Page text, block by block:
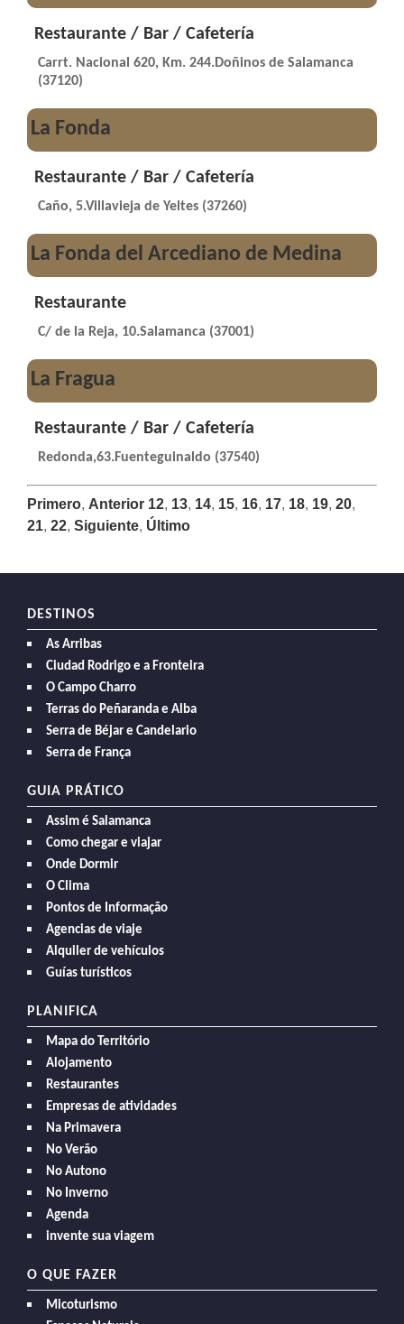
Restaurante / Bar / Cafetería
Carrt. Nacional 620, Km. 244.Doñinos de Salamanca
(37120)
La Fonda
Restaurante / Bar / Cafetería
Caño, 5.Villavieja de Yeltes (37260)
La Fonda del Arcediano de Medina
Restaurante
C/ de la Reja, 10.Salamanca (37001)
La Fragua
Restaurante / Bar / Cafetería
Redonda,63.Fuenteguinaldo (37540)
Primero, Anterior 12, 13, 14, 15, 16, 17, 18, 19, 20,
21, 22, Siguiente, Último
DESTINOS
As Arribas
Ciudad Rodrigo e a Fronteira
O Campo Charro
Terras do Peñaranda e Alba
Serra de Béjar e Candelario
Serra de França
GUIA PRÁTICO
Assim é Salamanca
Como chegar e viajar
Onde Dormir
O Clima
Pontos de Informação
Agencias de viaje
Alquiler de vehículos
Guías turísticos
PLANIFICA
Mapa do Território
Alojamento
Restaurantes
Empresas de atividades
Na Primavera
No Verão
No Autono
No Inverno
Agenda
invente sua viagem
O QUE FAZER
Micoturismo